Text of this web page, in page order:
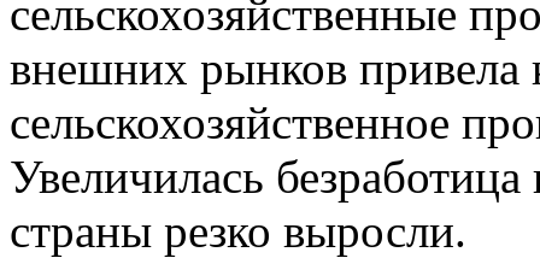
сельскохозяйственные
внешних рынков привела
сельскохозяйственное
Увеличилась
страны резко выросли.